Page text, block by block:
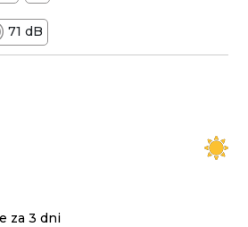
71 dB
za 3 dni